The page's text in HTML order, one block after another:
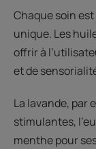
Chaque soin
unique. Les
offrir à
et de
La lavande, par
stimulantes,
menthe pour